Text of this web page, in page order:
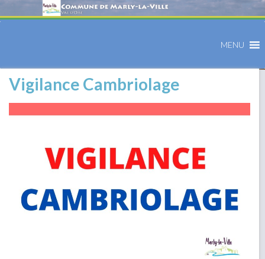
MENU
Vigilance Cambriolage